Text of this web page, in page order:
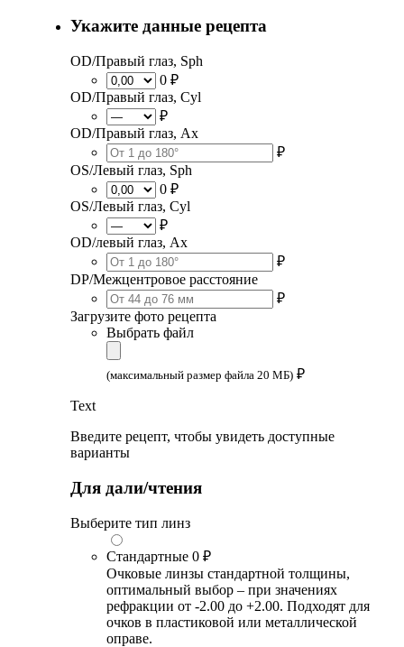
Укажите данные рецепта
OD/Правый глаз, Sph
0 ₽
OD/Правый глаз, Cyl
₽
OD/Правый глаз, Ax
₽
OS/Левый глаз, Sph
0 ₽
OS/Левый глаз, Cyl
₽
OD/левый глаз, Ax
₽
DP/Межцентровое расстояние
₽
Загрузите фото рецепта
Выбрать файл
(максимальный размер файла 20 МБ) ₽
Text
Введите рецепт, чтобы увидеть доступные
варианты
Для дали/чтения
Выберите тип линз
Стандартные 0 ₽
Очковые линзы стандартной толщины,
оптимальный выбор – при значениях
рефракции от -2.00 до +2.00. Подходят для
очков в пластиковой или металлической
оправе.